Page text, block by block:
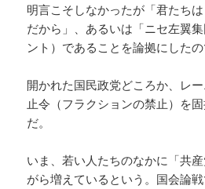
明言こそしなかったが「君たち
だから」、あるいは「ニセ左翼
ント）であることを論拠にしたの
開かれた国民政党どころか、レ
止令（フラクションの禁止）を
だ。
いま、若い人たちのなかに「共
がら増えているという。国会論